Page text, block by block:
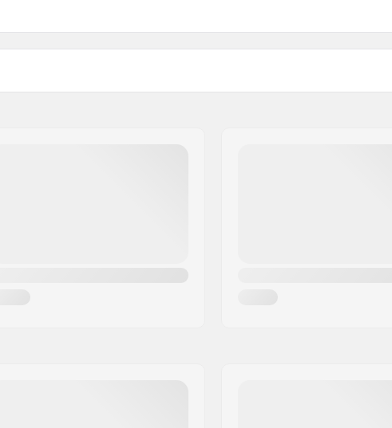
7-ply
Dekin ominaisuudet: